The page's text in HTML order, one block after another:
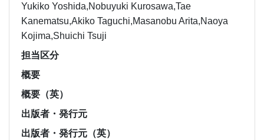
Yukiko Yoshida,Nobuyuki Kurosawa,Tae
Kanematsu,Akiko Taguchi,Masanobu Arita,Naoya
Kojima,Shuichi Tsuji
担当区分
概要
概要（英）
出版者・発行元
出版者・発行元（英）